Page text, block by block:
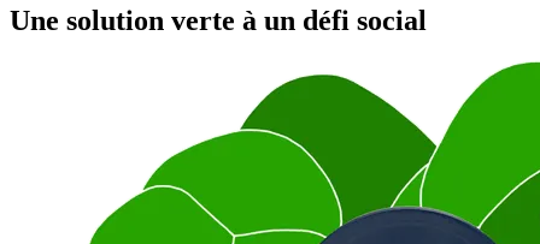
Une solution verte à un défi social